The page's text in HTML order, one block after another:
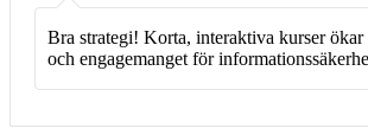
Bra strategi! Korta, interaktiva kurser ökar
och engagemanget för